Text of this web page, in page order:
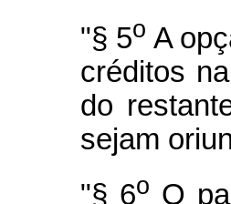
"§ 5o A
créditos
do
sejam
"§ 6o O